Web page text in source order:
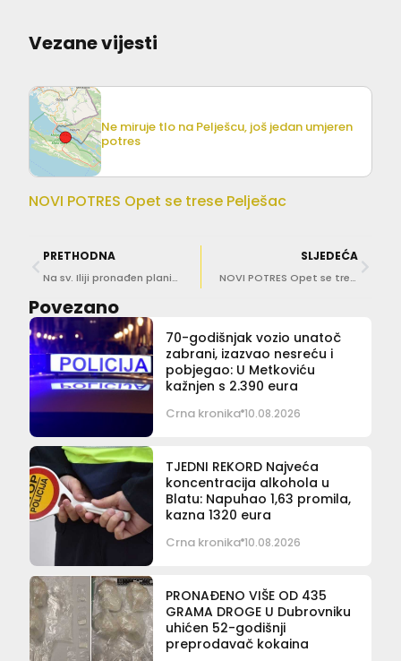
Vezane vijesti
Ne miruje tlo na Pelješcu, još jedan umjeren
potres
NOVI POTRES Opet se trese Pelješac
PRETHODNA
Na sv. Iliji pronađen planinar u besvijesti, preminuo je
SLJEDEĆA
NOVI POTRES Opet se trese Pelješac
Povezano
70-godišnjak vozio unatoč
zabrani, izazvao nesreću i
pobjegao: U Metkoviću
kažnjen s 2.390 eura
Crna kronika 10.08.2026
TJEDNI REKORD Najveća
koncentracija alkohola u
Blatu: Napuhao 1,63 promila,
kazna 1320 eura
Crna kronika 10.08.2026
PRONAĐENO VIŠE OD 435
GRAMA DROGE U Dubrovniku
uhićen 52-godišnji
preprodavač kokaina